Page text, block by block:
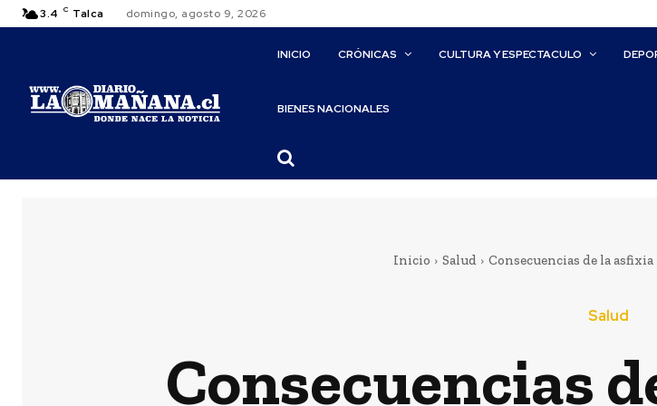
3.4 C Talca domingo, agosto 9, 2026
INICIO CRÓNICAS CULTURA Y ESPECTACULO
BIENES NACIONALES
Inicio Salud Consecuencias de la
Salud
Consecuencias